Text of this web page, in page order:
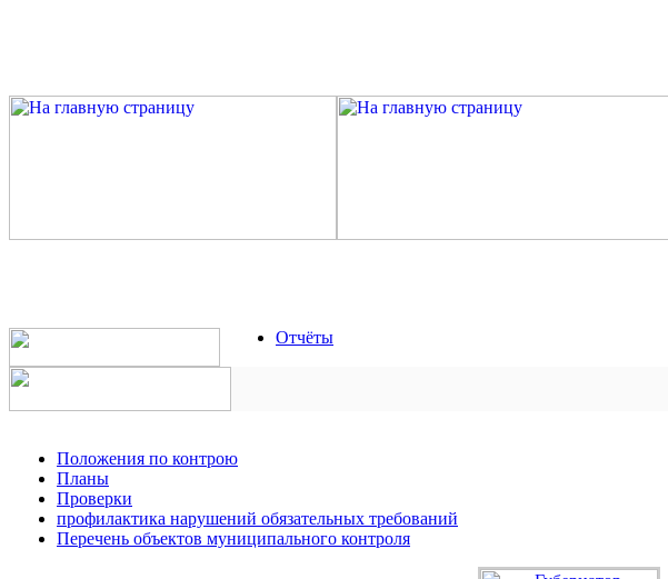
Отчёты
Положения по контрою
Планы
Проверки
профилактика нарушений обязательных требований
Перечень объектов муниципального контроля